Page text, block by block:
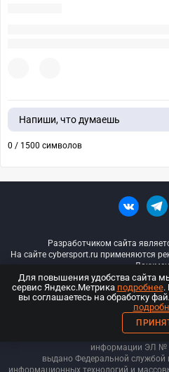
Напиши, что думаешь
0 / 1500 символов
Разработчиком сайта
На сайте cybersport.ru применяются
© ООО «Киберспорт.ру»
ООО «Киберспорт.ру». Свидетельство
информации ЭЛ №
выдано Федеральной службой
информационных технологий и
Для повышения удобства сайта
сервис Яндекс.Метрика подробнее.
вы соглашаетесь на обработку